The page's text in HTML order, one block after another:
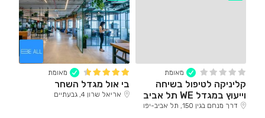
מאומת
קליניקה לטיפול בשיחה
וייעוץ במגדל WE תל אביב
דרך מנחם בגין 150, תל אביב-יפו
מאומת
בי אול מגדל השחר
אריאל שרון 4, גבעתיים